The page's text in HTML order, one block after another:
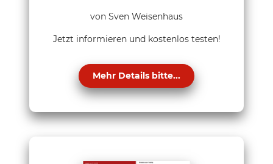
von Sven Weisenhaus
Jetzt informieren und kostenlos testen!
Mehr Details bitte...